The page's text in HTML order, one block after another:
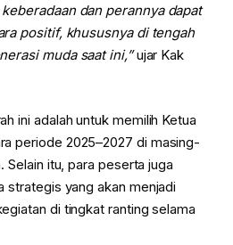
dan perannya dapat
positif, khususnya di tengah
muda saat ini,”ujar Kak
ini adalah untuk memilih Ketua
periode 2025–2027 di masing-
Selain itu, para peserta juga
strategis yang akan menjadi
di tingkat ranting selama